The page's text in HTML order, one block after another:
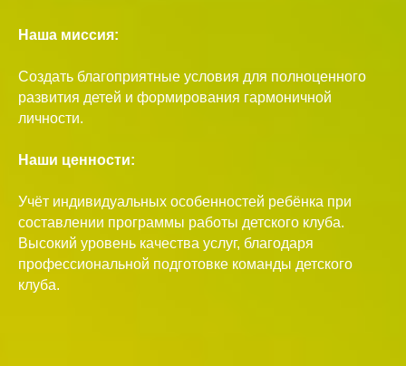
Наша миссия:
Создать благоприятные условия для полноценного
развития детей и формирования гармоничной
личности.
Наши ценности:
Учёт индивидуальных особенностей ребёнка при
составлении программы работы детского клуба.
Высокий уровень качества услуг, благодаря
профессиональной подготовке команды детского
клуба.